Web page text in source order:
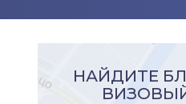
НАЙДИТЕ